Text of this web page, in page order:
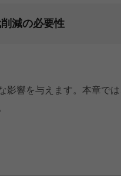
減の必要性
影響を与えます。本章で